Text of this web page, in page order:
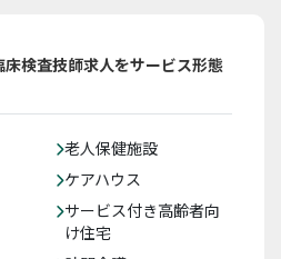
検査技師求人をサービス形態
老人保健施設
ケアハウス
サービス付き高齢者向
け住宅